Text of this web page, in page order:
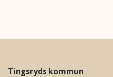
Tingsryds kommun